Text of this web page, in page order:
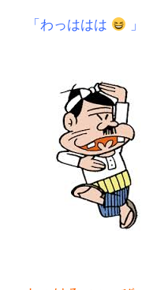
「わっははは 」